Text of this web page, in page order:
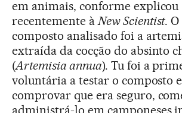
em animais, conforme
recentemente àNew Scientist.
composto analisado foi a
extraída da cocção do absinto
(Artemisia annua). Tu foi a
voluntária a testar o composto
comprovar que era seguro,
administrá-lo em camponeses